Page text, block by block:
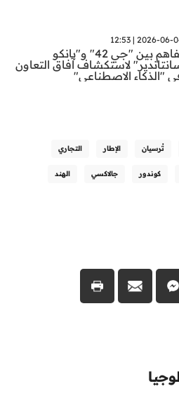
2026-06-04 |
تفاهم بين "جي 42" و"بانكو
لاستكشاف آفاق التعاون
"الذكاء الاصطناعي"
تُرسيان الإطار التجاري
كوندور جالاكسي الهند